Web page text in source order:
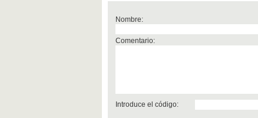
Nombre:
Comentario:
Introduce el código: